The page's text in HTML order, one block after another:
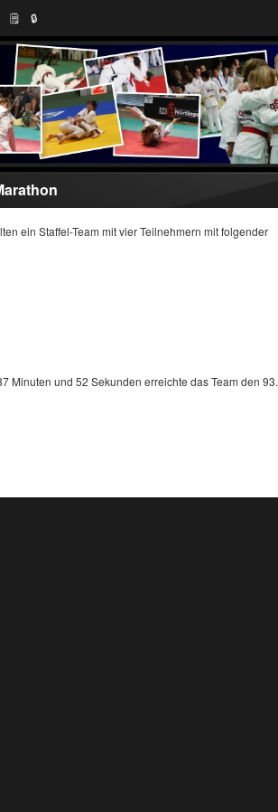
🗒 🔒︎
ein Staffel-Team mit vier Teilnehmern mit folgender
Minuten und 52 Sekunden erreichte das Team den 93.